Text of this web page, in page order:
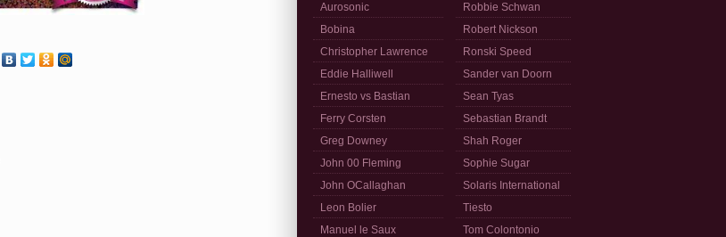
Aurosonic
Bobina
Christopher Lawrence
Eddie Halliwell
Ernesto vs Bastian
Ferry Corsten
Greg Downey
John 00 Fleming
John OCallaghan
Leon Bolier
Manuel le Saux
Robbie Schwan
Robert Nickson
Ronski Speed
Sander van Doorn
Sean Tyas
Sebastian Brandt
Shah Roger
Sophie Sugar
Solaris International
Tiesto
Tom Colontonio